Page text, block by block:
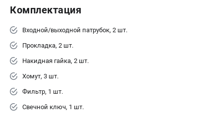
Комплектация
Входной/выходной патрубок, 2 шт.
Прокладка, 2 шт.
Накидная гайка, 2 шт.
Хомут, 3 шт.
Фильтр, 1 шт.
Свечной ключ, 1 шт.